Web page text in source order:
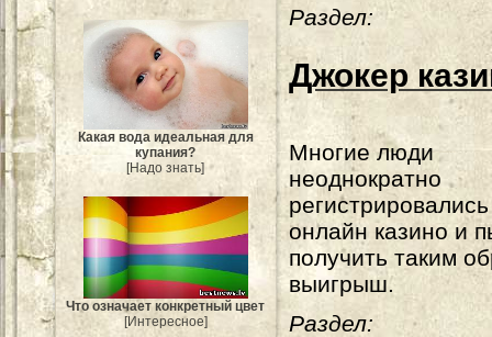
Какая вода идеальная для
купания?
[Надо знать]
Что означает конкретный цвет
[Интересное]
Раздел:
Джокер
Многие люди
неоднократно
онлайн казино и
получить таким
выигрыш.
Раздел: